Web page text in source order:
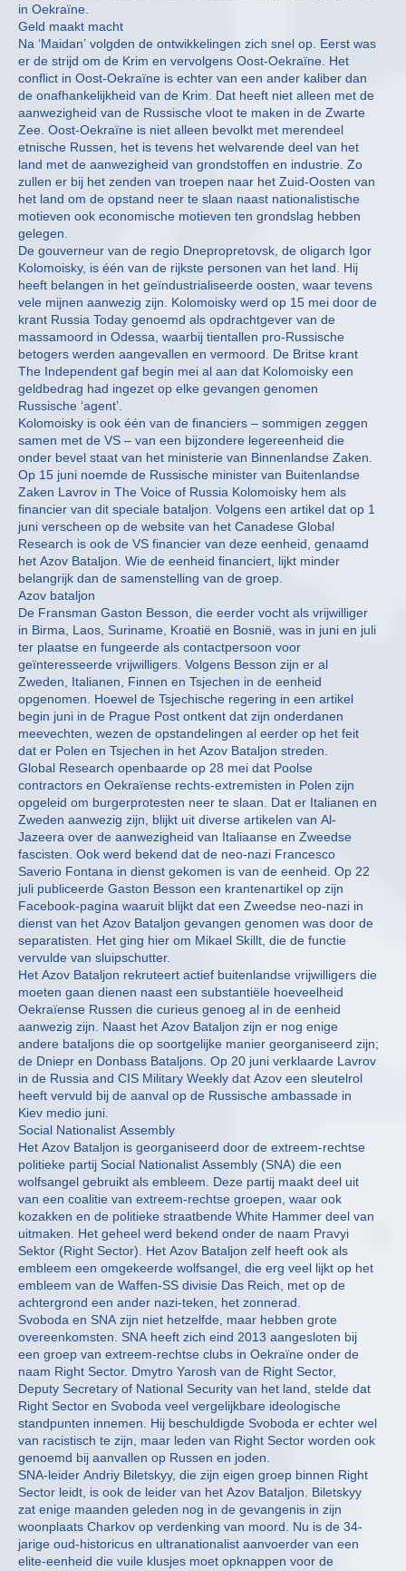
in Oekraïne.
Geld maakt macht
Na ‘Maidan’ volgden de ontwikkelingen zich snel op. Eerst was
er de strijd om de Krim en vervolgens Oost-Oekraïne. Het
conflict in Oost-Oekraïne is echter van een ander kaliber dan
de onafhankelijkheid van de Krim. Dat heeft niet alleen met de
aanwezigheid van de Russische vloot te maken in de Zwarte
Zee. Oost-Oekraïne is niet alleen bevolkt met merendeel
etnische Russen, het is tevens het welvarende deel van het
land met de aanwezigheid van grondstoffen en industrie. Zo
zullen er bij het zenden van troepen naar het Zuid-Oosten van
het land om de opstand neer te slaan naast nationalistische
motieven ook economische motieven ten grondslag hebben
gelegen.
De gouverneur van de regio Dnepropretovsk, de oligarch Igor
Kolomoisky, is één van de rijkste personen van het land. Hij
heeft belangen in het geïndustrialiseerde oosten, waar tevens
vele mijnen aanwezig zijn. Kolomoisky werd op 15 mei door de
krant Russia Today genoemd als opdrachtgever van de
massamoord in Odessa, waarbij tientallen pro-Russische
betogers werden aangevallen en vermoord. De Britse krant
The Independent gaf begin mei al aan dat Kolomoisky een
geldbedrag had ingezet op elke gevangen genomen
Russische ‘agent’.
Kolomoisky is ook één van de financiers – sommigen zeggen
samen met de VS – van een bijzondere legereenheid die
onder bevel staat van het ministerie van Binnenlandse Zaken.
Op 15 juni noemde de Russische minister van Buitenlandse
Zaken Lavrov in The Voice of Russia Kolomoisky hem als
financier van dit speciale bataljon. Volgens een artikel dat op 1
juni verscheen op de website van het Canadese Global
Research is ook de VS financier van deze eenheid, genaamd
het Azov Bataljon. Wie de eenheid financiert, lijkt minder
belangrijk dan de samenstelling van de groep.
Azov bataljon
De Fransman Gaston Besson, die eerder vocht als vrijwilliger
in Birma, Laos, Suriname, Kroatië en Bosnië, was in juni en juli
ter plaatse en fungeerde als contactpersoon voor
geïnteresseerde vrijwilligers. Volgens Besson zijn er al
Zweden, Italianen, Finnen en Tsjechen in de eenheid
opgenomen. Hoewel de Tsjechische regering in een artikel
begin juni in de Prague Post ontkent dat zijn onderdanen
meevechten, wezen de opstandelingen al eerder op het feit
dat er Polen en Tsjechen in het Azov Bataljon streden.
Global Research openbaarde op 28 mei dat Poolse
contractors en Oekraïense rechts-extremisten in Polen zijn
opgeleid om burgerprotesten neer te slaan. Dat er Italianen en
Zweden aanwezig zijn, blijkt uit diverse artikelen van Al-
Jazeera over de aanwezigheid van Italiaanse en Zweedse
fascisten. Ook werd bekend dat de neo-nazi Francesco
Saverio Fontana in dienst gekomen is van de eenheid. Op 22
juli publiceerde Gaston Besson een krantenartikel op zijn
Facebook-pagina waaruit blijkt dat een Zweedse neo-nazi in
dienst van het Azov Bataljon gevangen genomen was door de
separatisten. Het ging hier om Mikael Skillt, die de functie
vervulde van sluipschutter.
Het Azov Bataljon rekruteert actief buitenlandse vrijwilligers die
moeten gaan dienen naast een substantiële hoeveelheid
Oekraïense Russen die curieus genoeg al in de eenheid
aanwezig zijn. Naast het Azov Bataljon zijn er nog enige
andere bataljons die op soortgelijke manier georganiseerd zijn;
de Dniepr en Donbass Bataljons. Op 20 juni verklaarde Lavrov
in de Russia and CIS Military Weekly dat Azov een sleutelrol
heeft vervuld bij de aanval op de Russische ambassade in
Kiev medio juni.
Social Nationalist Assembly
Het Azov Bataljon is georganiseerd door de extreem-rechtse
politieke partij Social Nationalist Assembly (SNA) die een
wolfsangel gebruikt als embleem. Deze partij maakt deel uit
van een coalitie van extreem-rechtse groepen, waar ook
kozakken en de politieke straatbende White Hammer deel van
uitmaken. Het geheel werd bekend onder de naam Pravyi
Sektor (Right Sector). Het Azov Bataljon zelf heeft ook als
embleem een omgekeerde wolfsangel, die erg veel lijkt op het
embleem van de Waffen-SS divisie Das Reich, met op de
achtergrond een ander nazi-teken, het zonnerad.
Svoboda en SNA zijn niet hetzelfde, maar hebben grote
overeenkomsten. SNA heeft zich eind 2013 aangesloten bij
een groep van extreem-rechtse clubs in Oekraïne onder de
naam Right Sector. Dmytro Yarosh van de Right Sector,
Deputy Secretary of National Security van het land, stelde dat
Right Sector en Svoboda veel vergelijkbare ideologische
standpunten innemen. Hij beschuldigde Svoboda er echter wel
van racistisch te zijn, maar leden van Right Sector worden ook
genoemd bij aanvallen op Russen en joden.
SNA-leider Andriy Biletskyy, die zijn eigen groep binnen Right
Sector leidt, is ook de leider van het Azov Bataljon. Biletskyy
zat enige maanden geleden nog in de gevangenis in zijn
woonplaats Charkov op verdenking van moord. Nu is de 34-
jarige oud-historicus en ultranationalist aanvoerder van een
elite-eenheid die vuile klusjes moet opknappen voor de